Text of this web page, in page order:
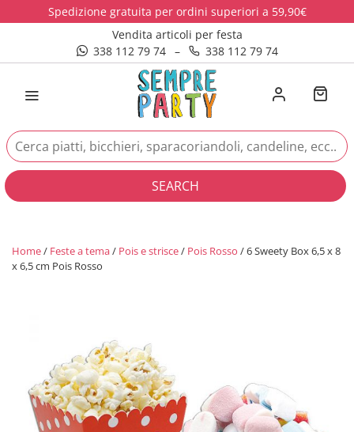
Spedizione gratuita per ordini superiori a 59,90€
Vendita articoli per festa
338 112 79 74
– 338 112 79 74
SEARCH
Home/ Feste a tema/ Pois e strisce/ Pois Rosso / 6 Sweety Box 6,5 x 8
x 6,5 cm Pois Rosso